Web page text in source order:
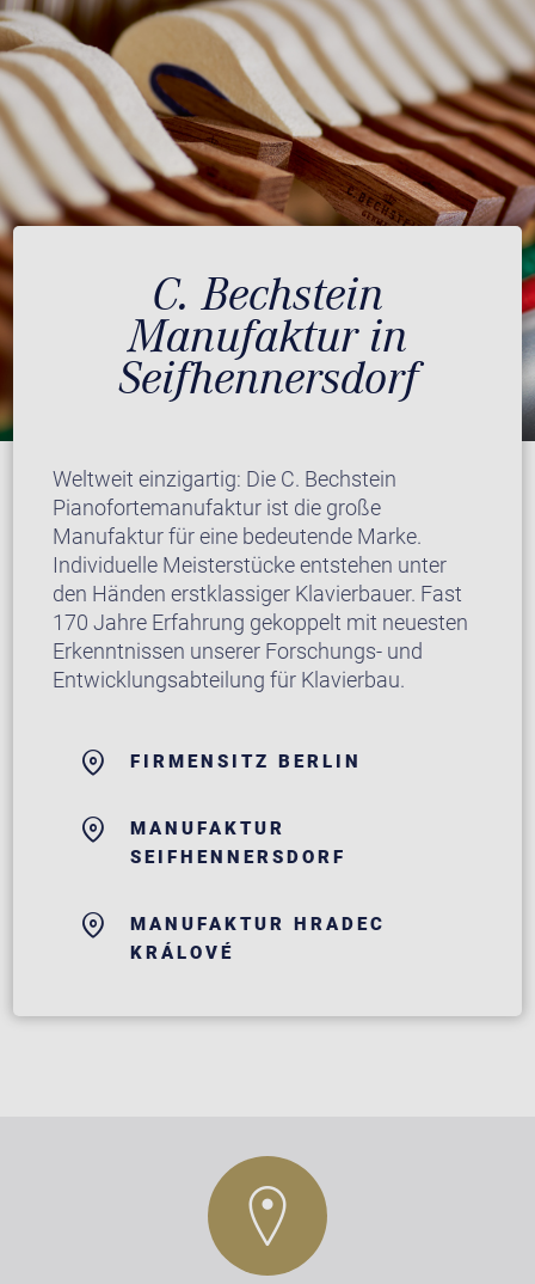
C. Bechstein
Manufaktur in
Seifhennersdorf
Weltweit einzigartig: Die C. Bechstein
Pianofortemanufaktur ist die große
Manufaktur für eine bedeutende Marke.
Individuelle Meisterstücke entstehen unter
den Händen erstklassiger Klavierbauer. Fast
170 Jahre Erfahrung gekoppelt mit neuesten
Erkenntnissen unserer Forschungs- und
Entwicklungsabteilung für Klavierbau.
FIRMENSITZ BERLIN
MANUFAKTUR
SEIFHENNERSDORF
MANUFAKTUR HRADEC
KRÁLOVÉ